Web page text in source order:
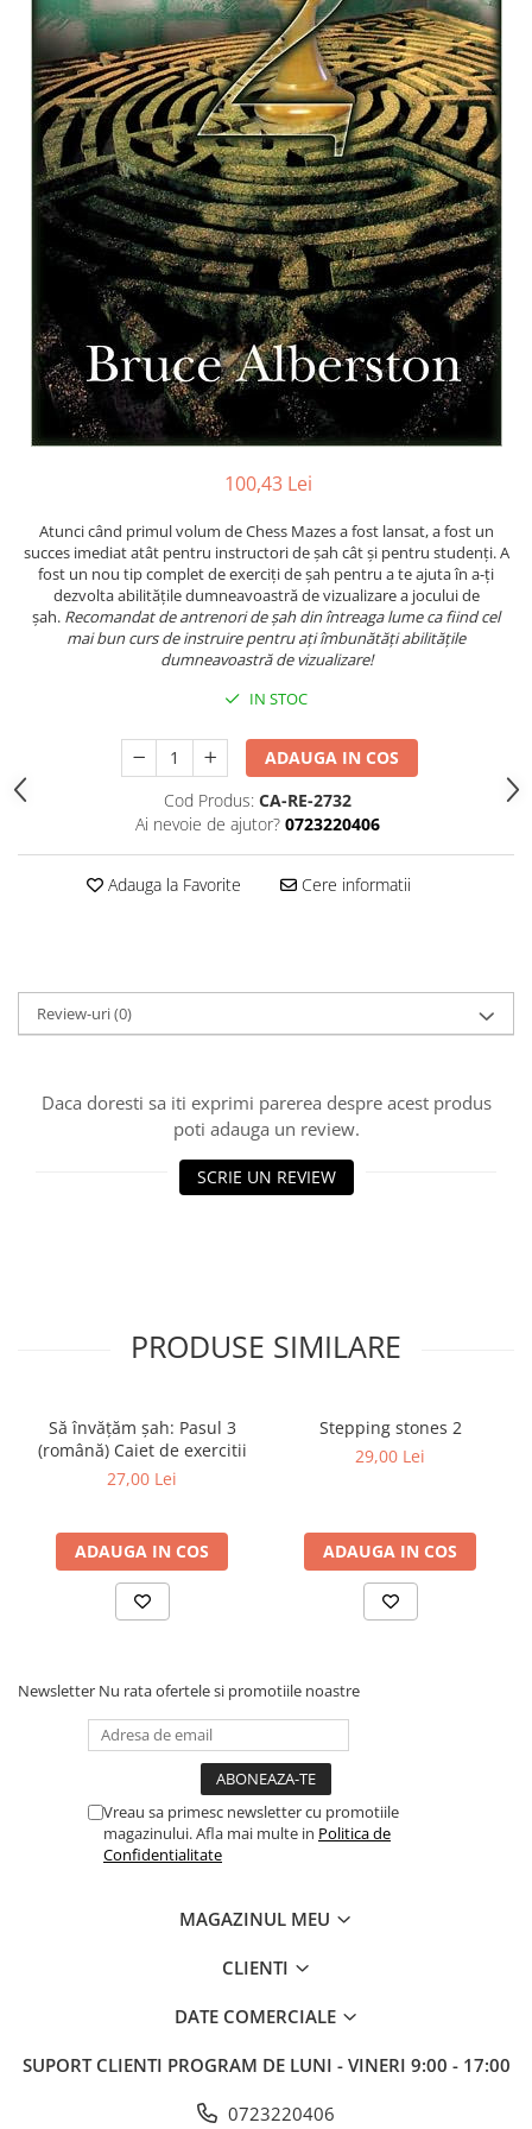
DGT
Finaluri
Instruire Generala
Instruire Generala
Lemn De Boxwood
Lemn De Carpen (hornbeam)
Lemn De Sheesham
Piese de sah DGT
Piese De Sah Tematice Din Plastic
Piese Din Lemn
Piese Din Plastic
Piese rezerva
Piese Sah Tematice
Piese Sah Tematice Din Metal
Puzzle
Sah Magnetic India
Ceasuri De Sah Digitale
Seturi Sah Tematice
Step 1
Step 5
Step 6
Tactica
100,43 Lei
Atunci când primul volum de Chess Mazes a fost lansat, a fost un
succes imediat atât pentru instructori de șah cât și pentru studenți. A
fost un nou tip complet de exerciți de șah pentru a te ajuta în a-ți
dezvolta abilitățile dumneavoastră de vizualizare a jocului de
șah. Recomandat de antrenori de șah din întreaga lume ca fiind cel
mai bun curs de instruire pentru ați îmbunătăți abilitățile
dumneavoastră de vizualizare!
IN STOC
ADAUGA IN COS
Cod Produs: CA-RE-2732
Ai nevoie de ajutor? 0723220406
Adauga la Favorite Cere informatii
Review-uri(0)
Daca doresti sa iti exprimi parerea despre acest produs
poti adauga un review.
SCRIE UN REVIEW
PRODUSE SIMILARE
Să învățăm șah: Pasul 3
(română) Caiet de exercitii
27,00 Lei
ADAUGA IN COS
Stepping stones 2
29,00 Lei
ADAUGA IN COS
Newsletter Nu rata ofertele si promotiile noastre
Vreau sa primesc newsletter cu promotiile
magazinului. Afla mai multe in Politica de
Confidentialitate
MAGAZINUL MEU
CLIENTI
DATE COMERCIALE
SUPORT CLIENTI PROGRAM DE LUNI - VINERI 9:00 - 17:00
0723220406